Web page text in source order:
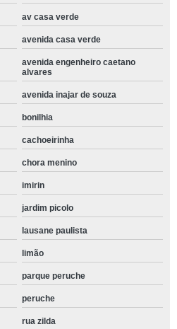
av casa verde
avenida casa verde
avenida engenheiro caetano
alvares
avenida inajar de souza
bonilhia
cachoeirinha
chora menino
imirin
jardim picolo
lausane paulista
limão
parque peruche
peruche
rua zilda